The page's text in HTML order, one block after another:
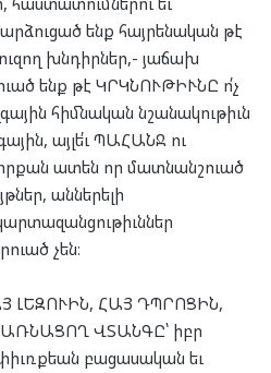
ենք հայրենական թէ
խնդիրներ,- յաճախ
ենք թէ ԿՐԿՆՈՒԹԻՒՆԸ ո՛չ
հիմնական նշանակութիւն
այլե՛ւ ՊԱՀԱՆՋ ու
ատեն որ մատնանշուած
աններելի
չեն։
ԼԵԶՈՒԻՆ, ՀԱՅ ԴՊՐՈՑԻՆ,
ՎՏԱՆԳԸ՝ իբր
բացասական եւ